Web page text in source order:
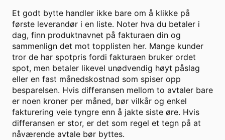
Et godt bytte handler ikke bare om å klikke på
første leverandør i en liste. Noter hva du betaler i
dag, finn produktnavnet på fakturaen din og
sammenlign det mot topplisten her. Mange kunder
tror de har spotpris fordi fakturaen bruker ordet
spot, men betaler likevel unødvendig høyt påslag
eller en fast månedskostnad som spiser opp
besparelsen. Hvis differansen mellom to avtaler bare
er noen kroner per måned, bør vilkår og enkel
fakturering veie tyngre enn å jakte siste øre. Hvis
differansen er stor, er det som regel et tegn på at
nåværende avtale bør byttes.